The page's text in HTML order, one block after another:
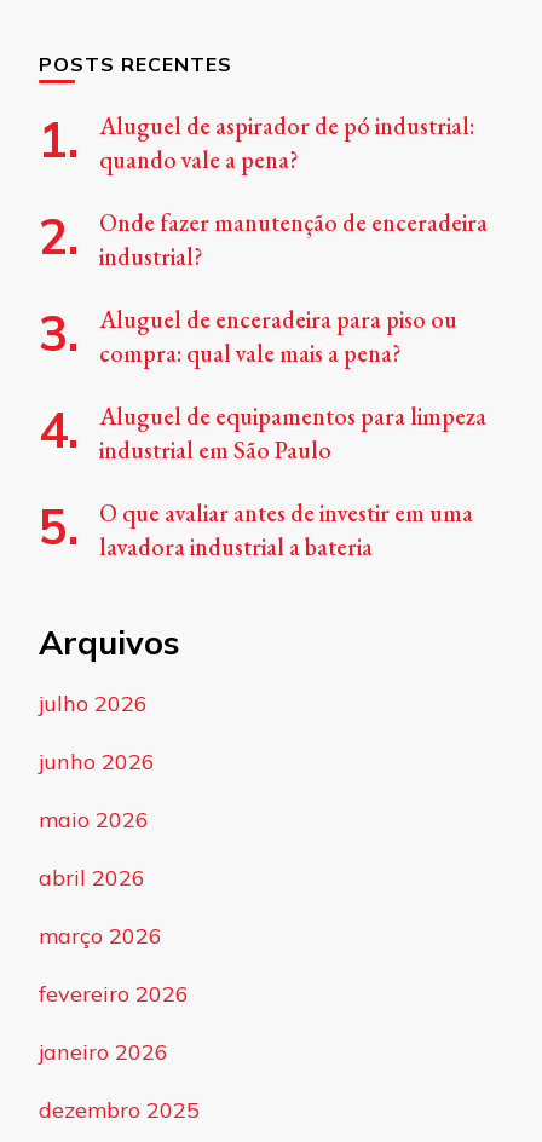
POSTS RECENTES
Aluguel de aspirador de pó industrial:
quando vale a pena?
Onde fazer manutenção de enceradeira
industrial?
Aluguel de enceradeira para piso ou
compra: qual vale mais a pena?
Aluguel de equipamentos para limpeza
industrial em São Paulo
O que avaliar antes de investir em uma
lavadora industrial a bateria
Arquivos
julho 2026
junho 2026
maio 2026
abril 2026
março 2026
fevereiro 2026
janeiro 2026
dezembro 2025